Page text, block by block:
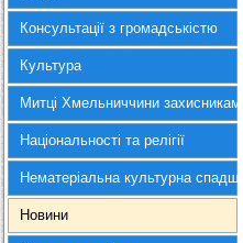
Консультації з громадськістю
Культура
Митці Хмельниччини захисникам
Національності та релігії
Нематеріальна культурна
Новини